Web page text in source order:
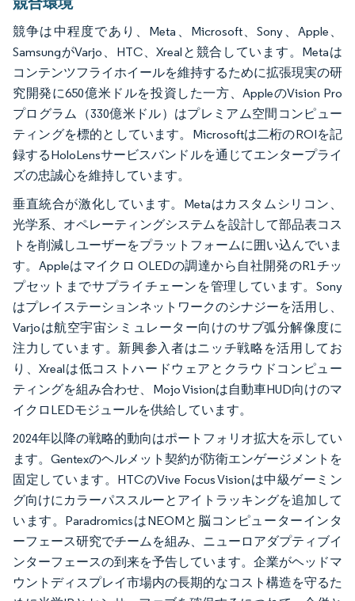
競争は中程度であり、Meta、Microsoft、Sony、Apple、
SamsungがVarjo、HTC、Xrealと競合しています。Metaは
コンテンツフライホイールを維持するために拡張現実の研
究開発に650億米ドルを投資した一方、AppleのVision Pro
プログラム（330億米ドル）はプレミアム空間コンピュー
ティングを標的としています。Microsoftは二桁のROIを記
録するHoloLensサービスバンドルを通じてエンタープライ
ズの忠誠心を維持しています。
垂直統合が激化しています。Metaはカスタムシリコン、
光学系、オペレーティングシステムを設計して部品表コス
トを削減しユーザーをプラットフォームに囲い込んでいま
す。Appleはマイクロ OLEDの調達から自社開発のR1チッ
プセットまでサプライチェーンを管理しています。Sony
はプレイステーションネットワークのシナジーを活用し、
Varjoは航空宇宙シミュレーター向けのサブ弧分解像度に
注力しています。新興参入者はニッチ戦略を活用してお
り、Xrealは低コストハードウェアとクラウドコンピュー
ティングを組み合わせ、Mojo Visionは自動車HUD向けのマ
イクロLEDモジュールを供給しています。
2024年以降の戦略的動向はポートフォリオ拡大を示してい
ます。Gentexのヘルメット契約が防衛エンゲージメントを
固定しています。HTCのVive Focus Visionは中級ゲーミン
グ向けにカラーパススルーとアイトラッキングを追加して
います。ParadromicsはNEOMと脳コンピューターインタ
ーフェース研究でチームを組み、ニューロアダプティブイ
ンターフェースの到来を予告しています。企業がヘッドマ
ウントディスプレイ市場内の長期的なコスト構造を守るた